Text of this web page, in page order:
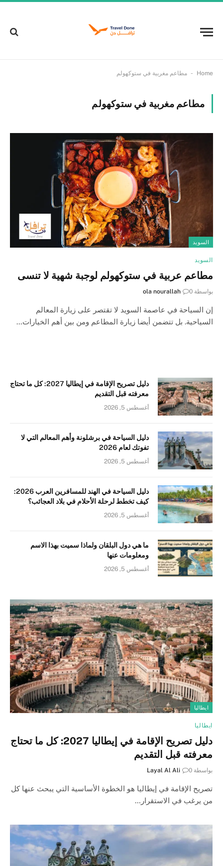
Home
- مطاعم مغربية في ستوكهولم
مطاعم مغربية في ستوكهولم
السويد
السويد
مطاعم عربية في ستوكهولم لوجبة شهية لا تنسى
بواسطة ola nourallah 0
إن السياحة في عاصمة السويد لا تقتصر على زيارة المعالم
السياحية. بل تتضمن أيضا زيارة المطاعم ومن بين أهم الخيارات…
دليل تصريح الإقامة في إيطاليا 2027: كل ما تحتاج
معرفته قبل التقديم
أغسطس 5, 2026
دليل السياحة في برشلونة وأهم المعالم التي لا
تفوتك لعام 2026
أغسطس 5, 2026
دليل السياحة في الهند للمسافرين العرب 2026:
كيف تخطط لرحلة الأحلام في بلاد العجائب؟
أغسطس 5, 2026
ما هي دول البلقان ولماذا سميت بهذا الاسم
ومعلومات عنها
أغسطس 5, 2026
ايطاليا
ايطاليا
دليل تصريح الإقامة في إيطاليا 2027: كل ما تحتاج
معرفته قبل التقديم
بواسطة Layal Al Ali 0
تصريح الإقامة في إيطاليا هو الخطوة الأساسية التي يبحث عنها كل
من يرغب في الاستقرار…